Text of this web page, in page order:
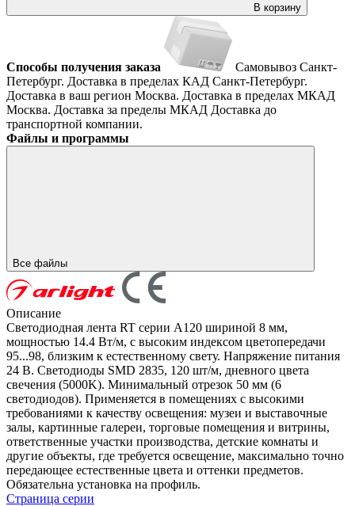
В корзину
Способы получения заказа Самовывоз Санкт-
Петербург. Доставка в пределах КАД Санкт-Петербург.
Доставка в ваш регион Москва. Доставка в пределах МКАД
Москва. Доставка за пределы МКАД Доставка до
транспортной компании.
Файлы и программы
Все файлы
Описание
Светодиодная лента RT серии A120 шириной 8 мм,
мощностью 14.4 Вт/м, с высоким индексом цветопередачи
95...98, близким к естественному свету. Напряжение питания
24 В. Светодиоды SMD 2835, 120 шт/м, дневного цвета
свечения (5000K). Минимальный отрезок 50 мм (6
светодиодов). Применяется в помещениях с высокими
требованиями к качеству освещения: музеи и выставочные
залы, картинные галереи, торговые помещения и витрины,
ответственные участки производства, детские комнаты и
другие объекты, где требуется освещение, максимально точно
передающее естественные цвета и оттенки предметов.
Обязательна установка на профиль.
Страница серии